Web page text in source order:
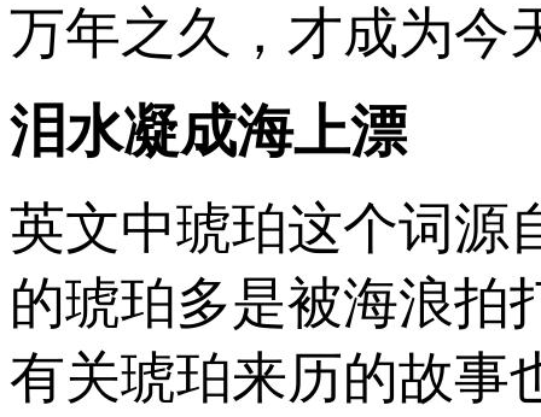
万年之久，才成为今
泪水凝成海上漂
英文中琥珀这个词源
的琥珀多是被海浪拍
有关琥珀来历的故事